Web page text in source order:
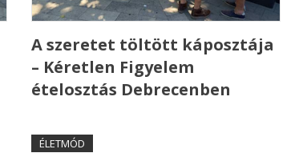
A szeretet töltött káposztája
– Kéretlen Figyelem
ételosztás Debrecenben
ÉLETMÓD